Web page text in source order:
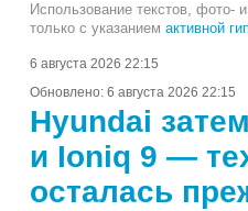
Использование текстов, фото-
только с указанием активной
6 августа 2026 22:15
Обновлено: 6 августа 2026 22:15
Hyundai
и Ioniq 9 —
осталась